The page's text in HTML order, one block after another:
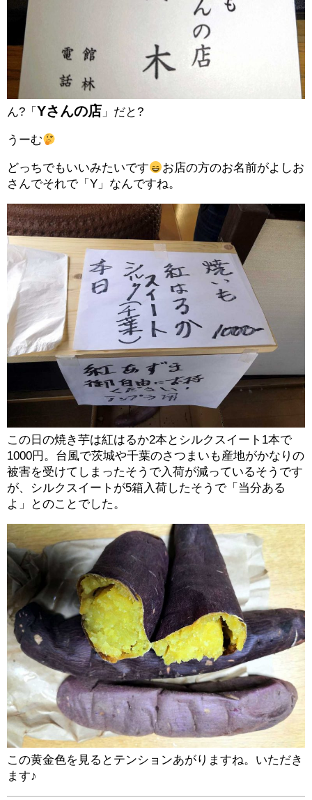
ん?「 Yさんの店 」だと?
うーむ
どっちでもいいみたいです
お店の方のお名前がよしお
さんでそれで「Y」なんですね。
この日の焼き芋は紅はるか2本とシルクスイート1本で
1000円。台風で茨城や千葉のさつまいも産地がかなりの
被害を受けてしまったそうで入荷が減っているそうです
が、シルクスイートが5箱入荷したそうで「当分ある
よ」とのことでした。
この黄金色を見るとテンションあがりますね。いただき
ます♪